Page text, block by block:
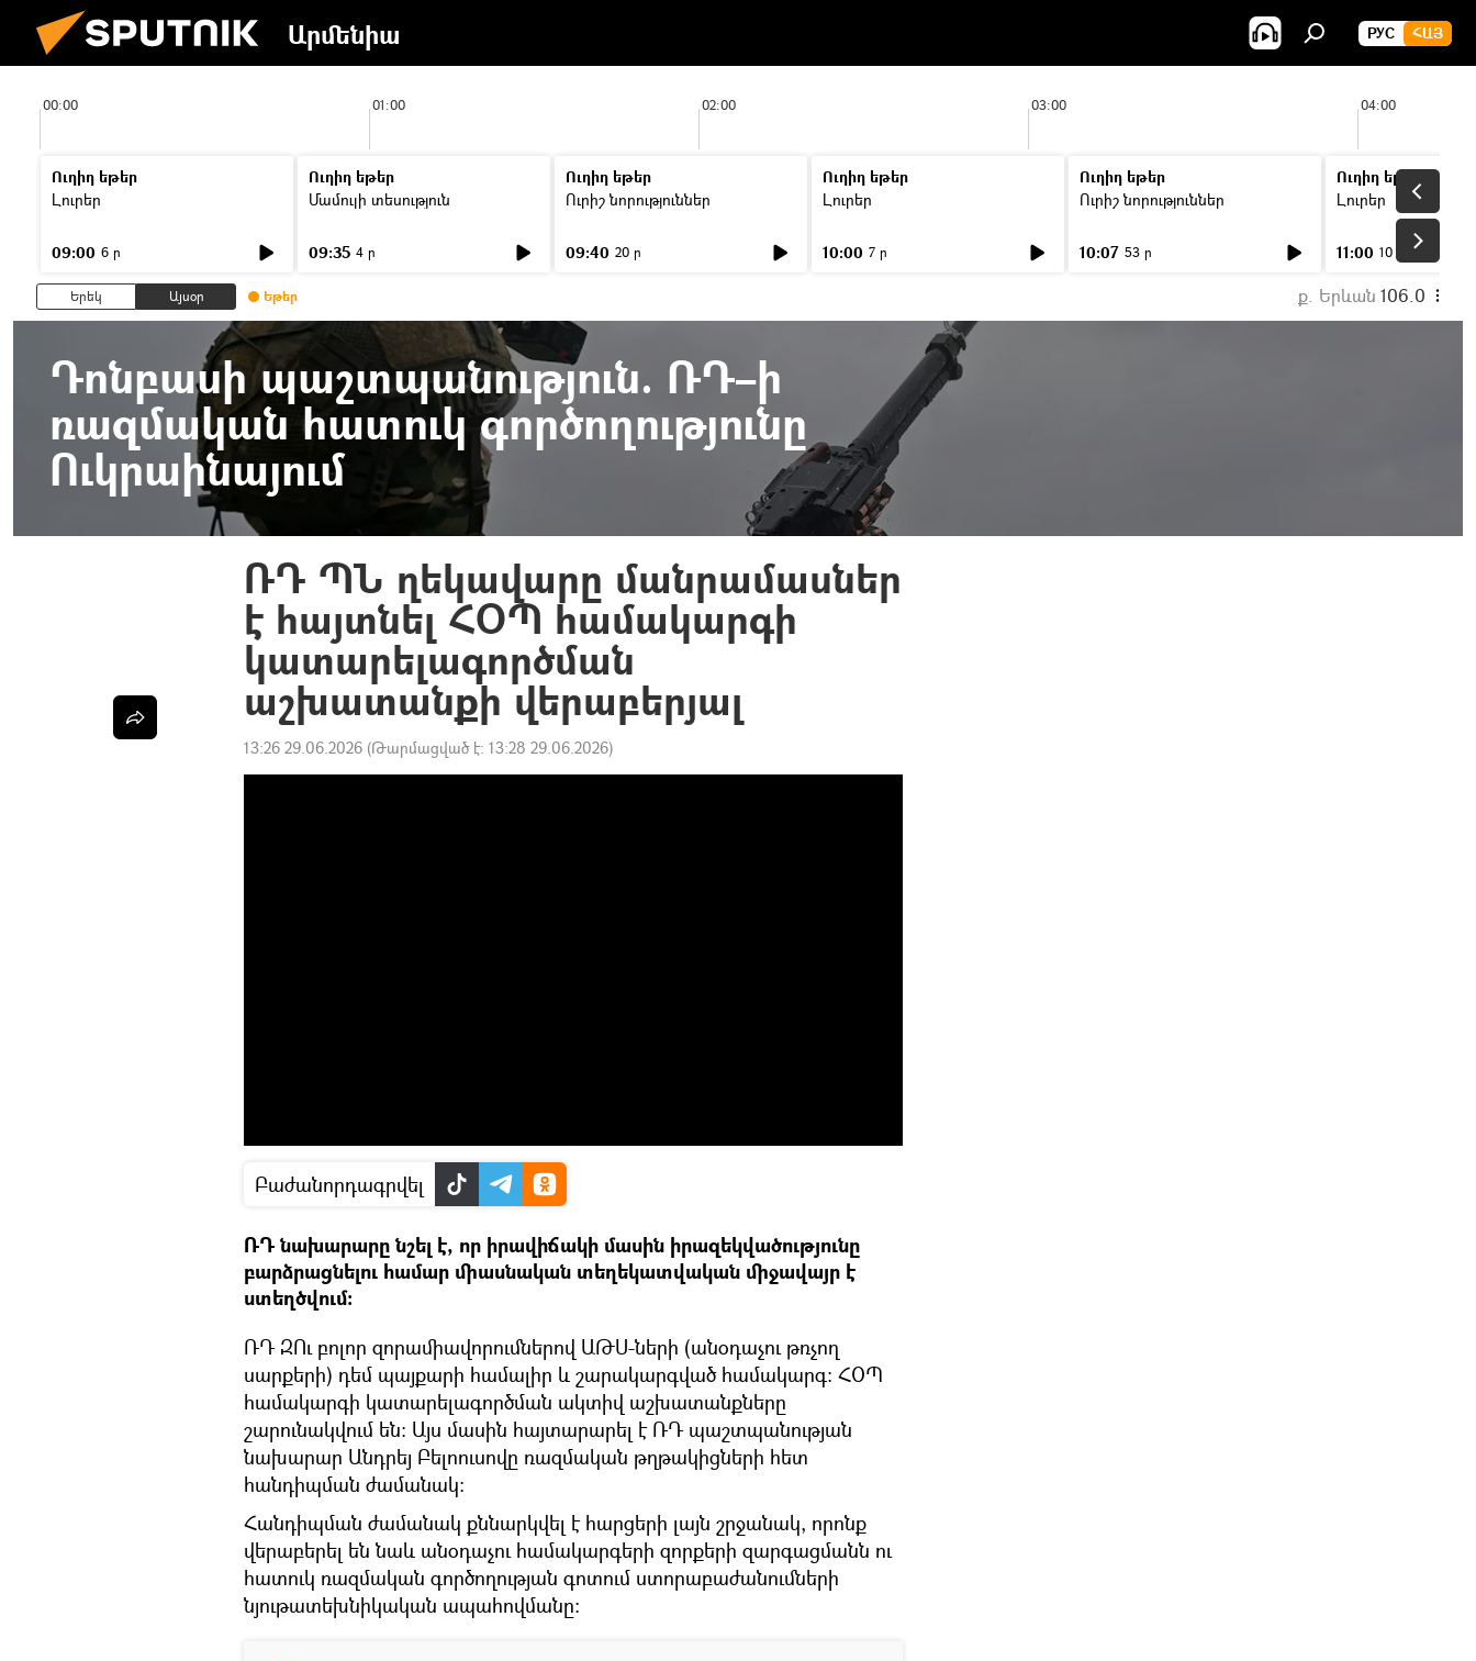
Արմենիա РУС ՀԱՅ
00:00 01:00 02:00 03:00 04:00
Ուղիղ եթեր
Լուրեր
09:00 6 ր
Ուղիղ եթեր
Մամուլի տեսություն
09:35 4 ր
Ուղիղ եթեր
Ուրիշ նորություններ
09:40 20 ր
Ուղիղ եթեր
Լուրեր
10:00 7 ր
Ուղիղ եթեր
Ուրիշ նորություններ
10:07 53 ր
Ուղիղ եթեր
Լուրեր
11:00 10 ր
Երեկ Այսօր Եթեր ք. Երևան 106.0
Դոնբասի պաշտպանություն. ՌԴ–ի
ռազմական հատուկ գործողությունը
Ուկրաինայում
ՌԴ ՊՆ ղեկավարը մանրամասներ
է հայտնել ՀՕՊ համակարգի
կատարելագործման
աշխատանքի վերաբերյալ
13:26 29.06.2026 (Թարմացված է: 13:28 29.06.2026)
Բաժանորդագրվել
ՌԴ նախարարը նշել է, որ իրավիճակի մասին իրազեկվածությունը
բարձրացնելու համար միասնական տեղեկատվական միջավայր է
ստեղծվում։
ՌԴ ԶՈւ բոլոր զորամիավորումներով ԱԹՍ-ների (անօդաչու թռչող
սարքերի) դեմ պայքարի համալիր և շարակարգված համակարգ։ ՀՕՊ
համակարգի կատարելագործման ակտիվ աշխատանքները
շարունակվում են։ Այս մասին հայտարարել է ՌԴ պաշտպանության
նախարար Անդրեյ Բելոուսովը ռազմական թղթակիցների հետ
հանդիպման ժամանակ։
Հանդիպման ժամանակ քննարկվել է հարցերի լայն շրջանակ, որոնք
վերաբերել են նաև անօդաչու համակարգերի զորքերի զարգացմանն ու
հատուկ ռազմական գործողության գոտում ստորաբաժանումների
նյութատեխնիկական ապահովմանը։